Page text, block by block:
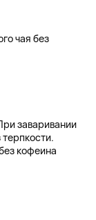
чая без
заваривании
кофеина